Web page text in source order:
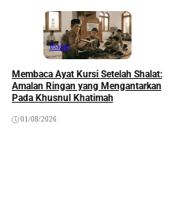
Ibadah
Membaca Ayat Kursi Setelah Shalat:
Amalan Ringan yang Mengantarkan
Pada Khusnul Khatimah
01/08/2026